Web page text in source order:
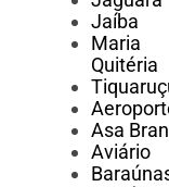
Jaíba
Maria
Quitéria
Asa
Aviário